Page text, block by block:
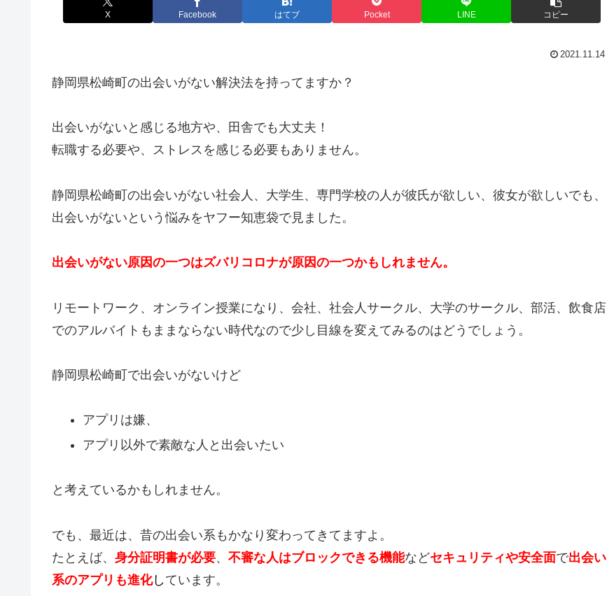
X Facebook はてブ Pocket LINE コピー
2021.11.14
静岡県松崎町の出会いがない解決法を持ってますか？
出会いがないと感じる地方や、田舎でも大丈夫！
転職する必要や、ストレスを感じる必要もありません。
静岡県松崎町の出会いがない社会人、大学生、専門学校の人が彼氏が欲しい、彼女が欲しいでも、
出会いがないという悩みをヤフー知恵袋で見ました。
出会いがない原因の一つはズバリコロナが原因の一つかもしれません。
リモートワーク、オンライン授業になり、会社、社会人サークル、大学のサークル、部活、飲食店
でのアルバイトもままならない時代なので少し目線を変えてみるのはどうでしょう。
静岡県松崎町で出会いがないけど
アプリは嫌、
アプリ以外で素敵な人と出会いたい
と考えているかもしれません。
でも、最近は、昔の出会い系もかなり変わってきてますよ。
たとえば、 身分証明書が必要、 不審な人はブロックできる機能などセキュリティや安全面で出会い
系のアプリも進化し ています。